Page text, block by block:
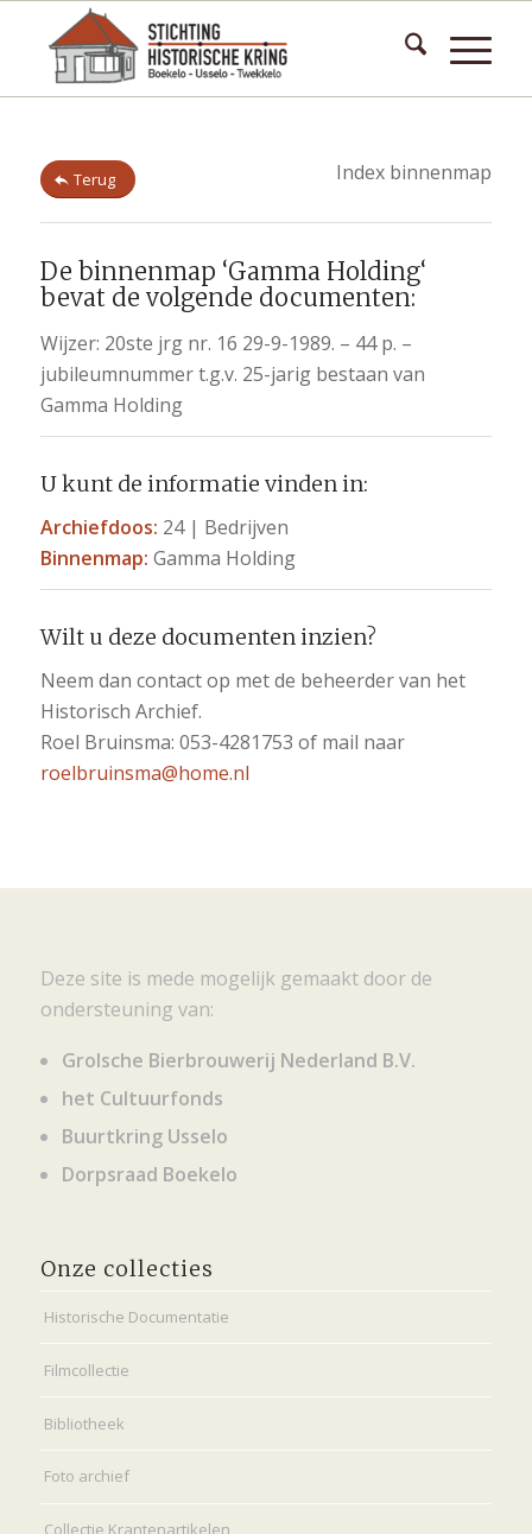
Terug Index binnenmap
De binnenmap ‘Gamma Holding‘
bevat de volgende documenten:
Wijzer: 20ste jrg nr. 16 29-9-1989. – 44 p. –
jubileumnummer t.g.v. 25-jarig bestaan van
Gamma Holding
U kunt de informatie vinden in:
Archiefdoos: 24 | Bedrijven
Binnenmap: Gamma Holding
Wilt u deze documenten inzien?
Neem dan contact op met de beheerder van het
Historisch Archief.
Roel Bruinsma: 053-4281753 of mail naar
roelbruinsma@home.nl
Deze site is mede mogelijk gemaakt door de
ondersteuning van:
Grolsche Bierbrouwerij Nederland B.V.
het Cultuurfonds
Buurtkring Usselo
Dorpsraad Boekelo
Onze collecties
Historische Documentatie
Filmcollectie
Bibliotheek
Foto archief
Collectie Krantenartikelen